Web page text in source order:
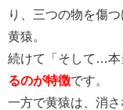
り、三つの物を傷
黄猿。
続けて「そして…本
るのが特徴です。
一方で黄猿は、消さ